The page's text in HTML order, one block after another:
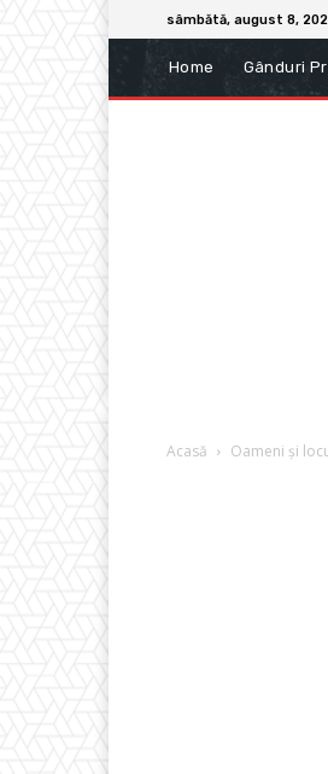
sâmbătă, august 8,
Home Gânduri
Acasă Oameni și